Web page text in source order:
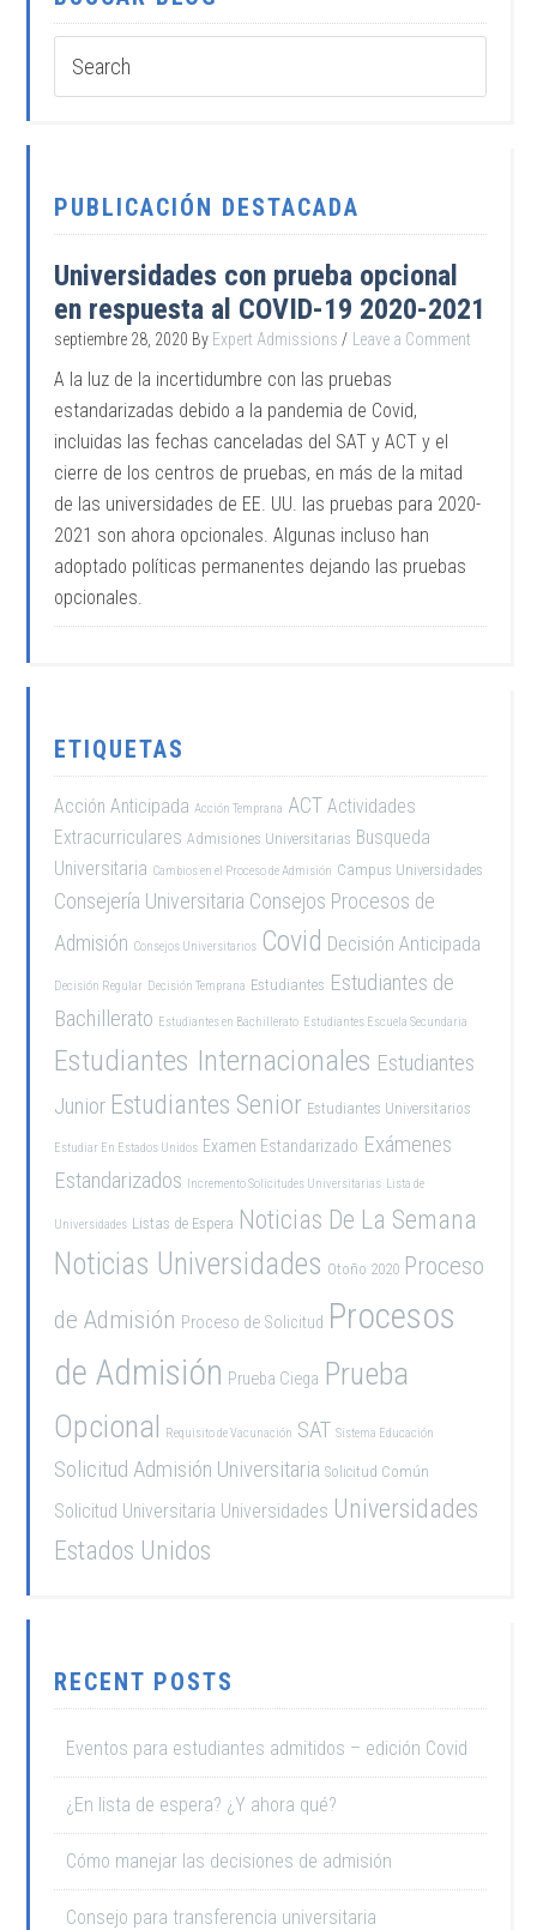
PUBLICACIÓN DESTACADA
Universidades con prueba opcional
en respuesta al COVID-19 2020-2021
septiembre 28, 2020 By Expert Admissions Leave a Comment
A la luz de la incertidumbre con las pruebas
estandarizadas debido a la pandemia de Covid,
incluidas las fechas canceladas del SAT y ACT y el
cierre de los centros de pruebas, en más de la mitad
de las universidades de EE. UU. las pruebas para 2020-
2021 son ahora opcionales. Algunas incluso han
adoptado políticas permanentes dejando las pruebas
opcionales.
ETIQUETAS
Acción Anticipada Acción Temprana ACT Actividades
Extracurriculares Admisiones Universitarias Busqueda
Universitaria Cambios en el Proceso de Admisión Campus Universidades
Consejería Universitaria Consejos Procesos de
Admisión Consejos Universitarios Covid Decisión Anticipada
Decisión Regular Decisión Temprana Estudiantes Estudiantes de
Bachillerato Estudiantes en Bachillerato Estudiantes Escuela Secundaria
Estudiantes Internacionales Estudiantes
Junior Estudiantes Senior Estudiantes Universitarios
Estudiar En Estados Unidos Examen Estandarizado Exámenes
Estandarizados Incremento Solicitudes Universitarias Lista de
Universidades Listas de Espera Noticias De La Semana
Noticias Universidades Otoño 2020 Proceso
de Admisión Proceso de Solicitud Procesos
de Admisión Prueba Ciega Prueba
Opcional Requisito de Vacunación SAT Sistema Educación
Solicitud Admisión Universitaria Solicitud Común
Solicitud Universitaria Universidades Universidades
Estados Unidos
RECENT POSTS
Eventos para estudiantes admitidos – edición Covid
¿En lista de espera? ¿Y ahora qué?
Cómo manejar las decisiones de admisión
Consejo para transferencia universitaria